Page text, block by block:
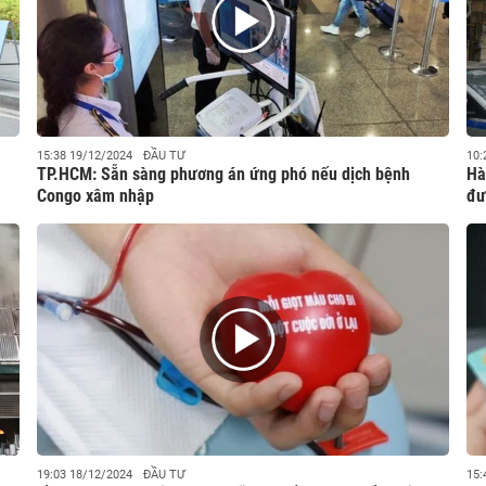
15:38 19/12/2024 ĐẦU TƯ
TP.HCM: Sẵn sàng phương án ứng phó nếu dịch bệnh
Congo xâm nhập
19:03 18/12/2024 ĐẦU TƯ